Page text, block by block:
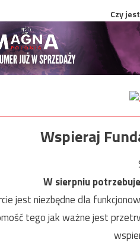
Czy
Wspieraj
W sierpniu
jest niezbędne dla
tego jak ważne jest